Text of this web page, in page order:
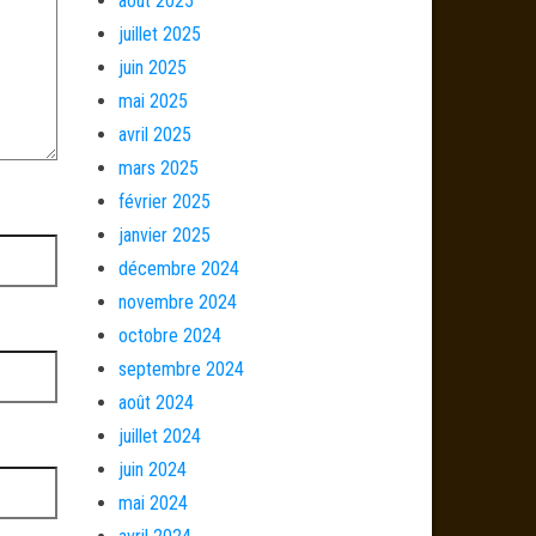
juillet 2025
juin 2025
mai 2025
avril 2025
mars 2025
février 2025
janvier 2025
décembre 2024
novembre 2024
octobre 2024
septembre 2024
août 2024
juillet 2024
juin 2024
mai 2024